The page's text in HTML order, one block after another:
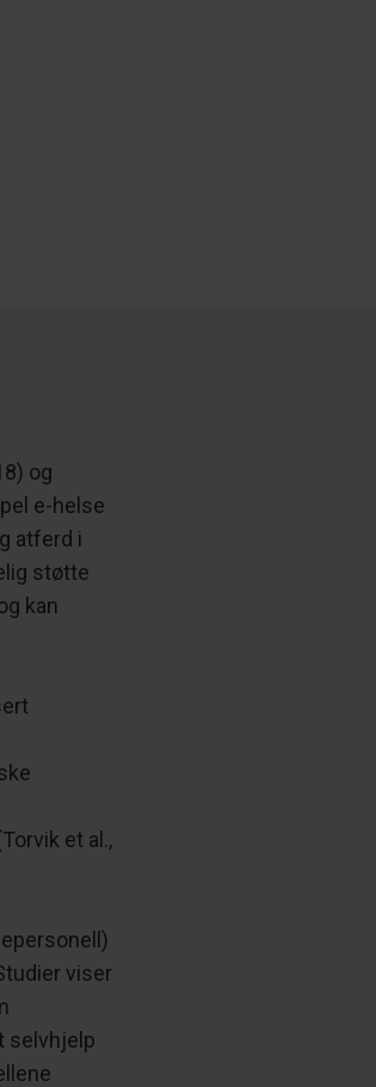
og
e-helse
atferd i
støtte
kan
et al.,
viser
selvhjelp